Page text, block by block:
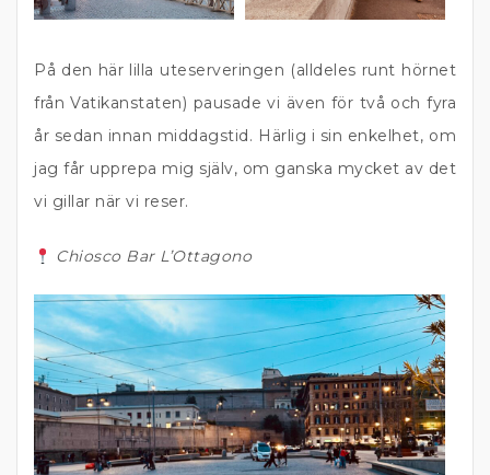
På den här lilla uteserveringen (alldeles runt hörnet
från Vatikanstaten) pausade vi även för två och fyra
år sedan innan middagstid. Härlig i sin enkelhet, om
jag får upprepa mig själv, om ganska mycket av det
vi gillar när vi reser.
Chiosco Bar L’Ottagono